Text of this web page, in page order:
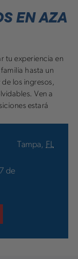
EN AZA
tu experiencia en
hasta un
los ingresos,
Ven a
estará
Tampa, FL
de